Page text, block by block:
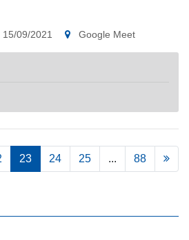
15/09/2021 Google Meet
23 24 25 ... 88